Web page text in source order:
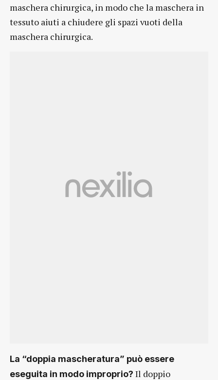
maschera chirurgica, in modo che la maschera in
tessuto aiuti a chiudere gli spazi vuoti della
maschera chirurgica.
La “doppia mascheratura” può essere
eseguita in modo improprio? Il doppio